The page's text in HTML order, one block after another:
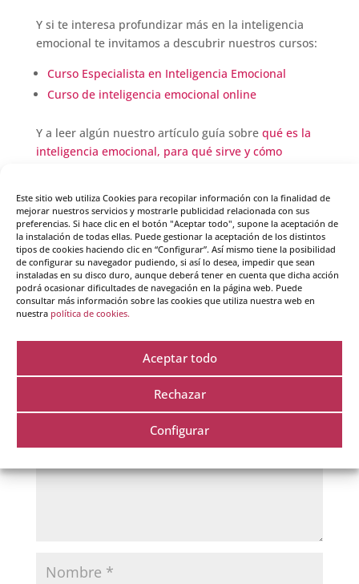
Este sitio web utiliza Cookies para recopilar información con la finalidad de
mejorar nuestros servicios y mostrarle publicidad relacionada con sus
preferencias. Si hace clic en el botón "Aceptar todo", supone la aceptación de
la instalación de todas ellas. Puede gestionar la aceptación de los distintos
tipos de cookies haciendo clic en “Configurar”. Así mismo tiene la posibilidad
de configurar su navegador pudiendo, si así lo desea, impedir que sean
instaladas en su disco duro, aunque deberá tener en cuenta que dicha acción
podrá ocasionar dificultades de navegación en la página web. Puede
consultar más información sobre las cookies que utiliza nuestra web en
nuestra política de cookies.
Aceptar todo
Rechazar
Configurar
Y si te interesa profundizar más en la inteligencia
emocional te invitamos a descubrir nuestros cursos:
Curso Especialista en Inteligencia Emocional
Curso de inteligencia emocional online
Y a leer algún nuestro artículo guía sobre qué es la
inteligencia emocional, para qué sirve y cómo
(4votos, promedio: 4,50de 5)
Enviar comentario
Tu dirección de correo electrónico no será publicada.
Los campos obligatorios están marcados con